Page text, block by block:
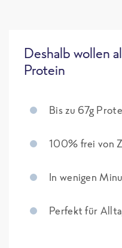
Deshalb wollen
Protein
Bis zu 67g
100% frei von
In wenigen
Perfekt für